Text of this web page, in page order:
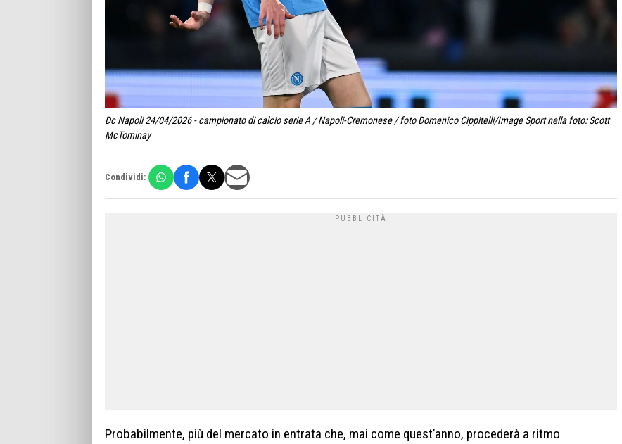
Dc Napoli 24/04/2026 - campionato di calcio serie A / Napoli-Cremonese / foto Domenico Cippitelli/Image Sport nella foto: Scott
McTominay
Condividi:
Probabilmente, più del mercato in entrata che, mai come quest’anno, procederà a ritmo